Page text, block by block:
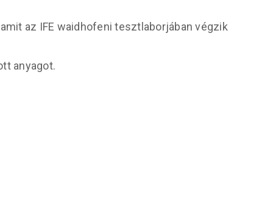
az IFE waidhofeni tesztlaborjában végzik
anyagot.